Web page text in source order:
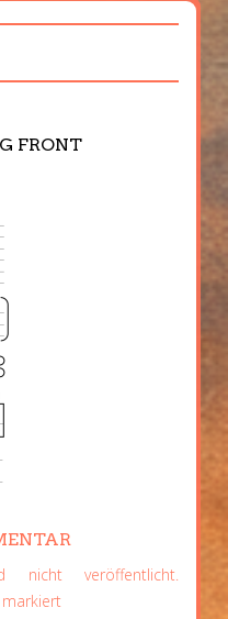
FRONT
nicht veröffentlicht.